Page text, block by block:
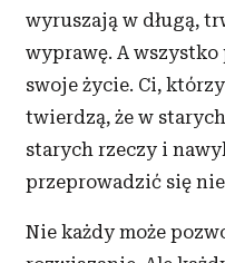
wyruszają w długą,
wyprawę. A wszystko
swoje życie. Ci,
twierdzą, że w
starych rzeczy i
przeprowadzić się
Nie każdy może